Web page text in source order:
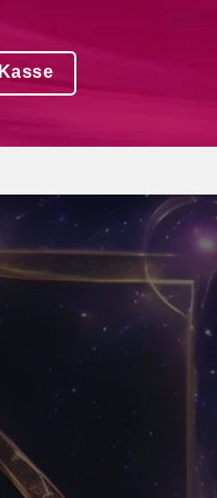
Kasse